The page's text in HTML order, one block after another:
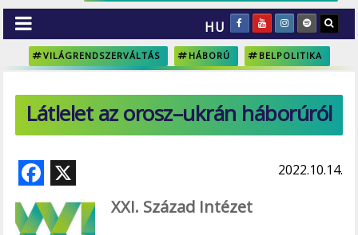
HU
VILÁGRENDSZERVÁLTÁS HÁBORÚ BELPOLITIKA
Látlelet az orosz–ukrán háborúról
F
ac
e
2022.10.14.
XXI. Század Intézet